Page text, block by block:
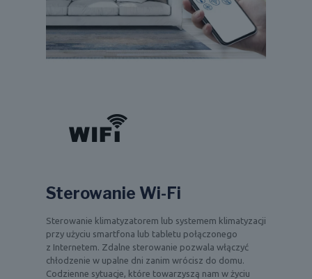
Sterowanie Wi-Fi
Sterowanie klimatyzatorem lub systemem klimatyzacji
przy użyciu smartfona lub tabletu połączonego
z Internetem. Zdalne sterowanie pozwala włączyć
chłodzenie w upalne dni zanim wrócisz do domu.
Codzienne sytuacje, które towarzyszą nam w życiu